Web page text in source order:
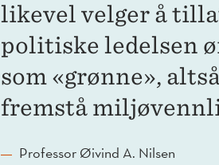
likevel velger å
politiske ledelsen
som «grønne»,
fremstå
Professor Øivind A. Nilsen